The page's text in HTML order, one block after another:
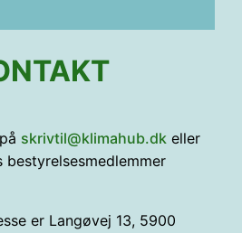
skrivtil@klimahub.dk eller
er Langøvej 13, 5900